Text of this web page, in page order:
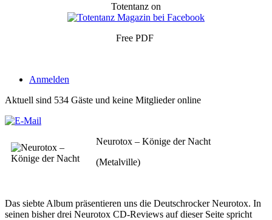
Totentanz on
Free PDF
Anmelden
Aktuell sind 534 Gäste und keine Mitglieder online
Neurotox – Könige der Nacht
(Metalville)
Das siebte Album präsentieren uns die Deutschrocker Neurotox. In
seinen bisher drei Neurotox CD-Reviews auf dieser Seite spricht